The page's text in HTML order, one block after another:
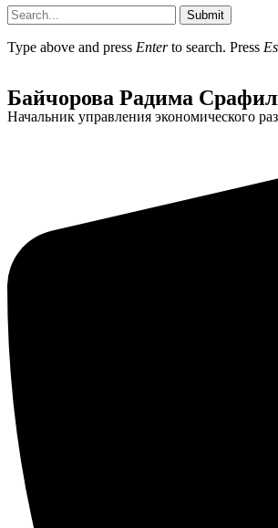
Submit
Type above and press Enterto search. Press
Байчорова Радима
Начальник управления экономического